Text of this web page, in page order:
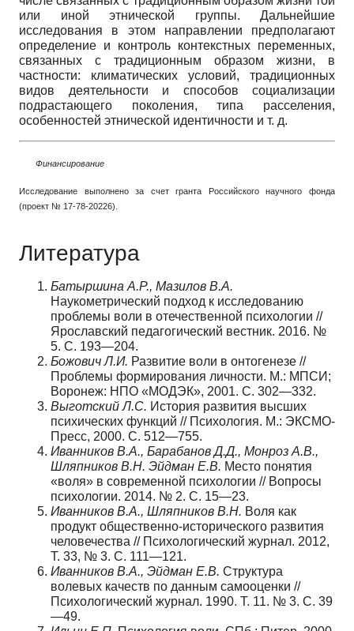
или иной этнической группы. Дальнейшие
исследования в этом направлении предполагают
определение и контроль контекстных переменных,
связанных с традиционным образом жизни, в
частности: климатических условий, традиционных
видов деятельности и способов социализации
подрастающего поколения, типа расселения,
особенностей этнической идентичности и т. д.
Финансирование
Исследование выполнено за счет гранта Российского научного фонда
(проект № 17-78-20226).
Литература
Батыршина А.Р., Мазилов В.А.
Наукометрический подход к исследованию
проблемы воли в отечественной психологии //
Ярославский педагогический вестник. 2016. №
5. С. 193—204.
Божович Л.И. Развитие воли в онтогенезе //
Проблемы формирования личности. М.: МПСИ;
Воронеж: НПО «МОДЭК», 2001. С. 302—332.
Выготский Л.С. История развития высших
психических функций // Психология. М.: ЭКСМО-
Пресс, 2000. С. 512—755.
Иванников В.А., Барабанов Д.Д., Монроз А.В.,
Шляпников В.Н. Эйдман Е.В. Место понятия
«воля» в современной психологии // Вопросы
психологии. 2014. № 2. С. 15—23.
Иванников В.А., Шляпников В.Н. Воля как
продукт общественно-исторического развития
человечества // Психологический журнал. 2012,
Т. 33, № 3. С. 111—121.
Иванников В.А., Эйдман Е.В. Структура
волевых качеств по данным самооценки //
Психологический журнал. 1990. Т. 11. № 3. C. 39
—49.